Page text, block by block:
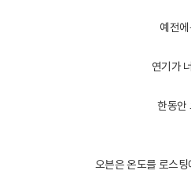
예전
연기가
한동안
오븐은 온도를 로스